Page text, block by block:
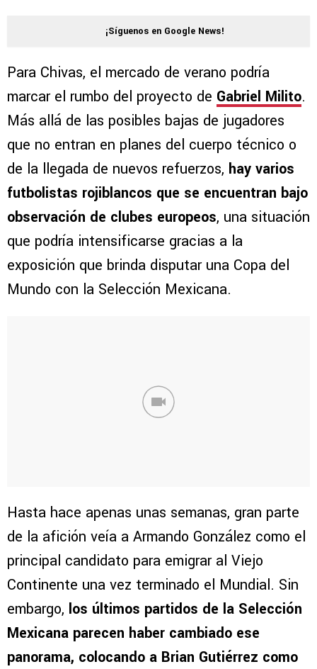
¡Síguenos en Google News!
Para Chivas, el mercado de verano podría
marcar el rumbo del proyecto de Gabriel Milito.
Más allá de las posibles bajas de jugadores
que no entran en planes del cuerpo técnico o
de la llegada de nuevos refuerzos, hay varios
futbolistas rojiblancos que se encuentran bajo
observación de clubes europeos, una situación
que podría intensificarse gracias a la
exposición que brinda disputar una Copa del
Mundo con la Selección Mexicana.
Hasta hace apenas unas semanas, gran parte
de la afición veía a Armando González como el
principal candidato para emigrar al Viejo
Continente una vez terminado el Mundial. Sin
embargo, los últimos partidos de la Selección
Mexicana parecen haber cambiado ese
panorama, colocando a Brian Gutiérrez como